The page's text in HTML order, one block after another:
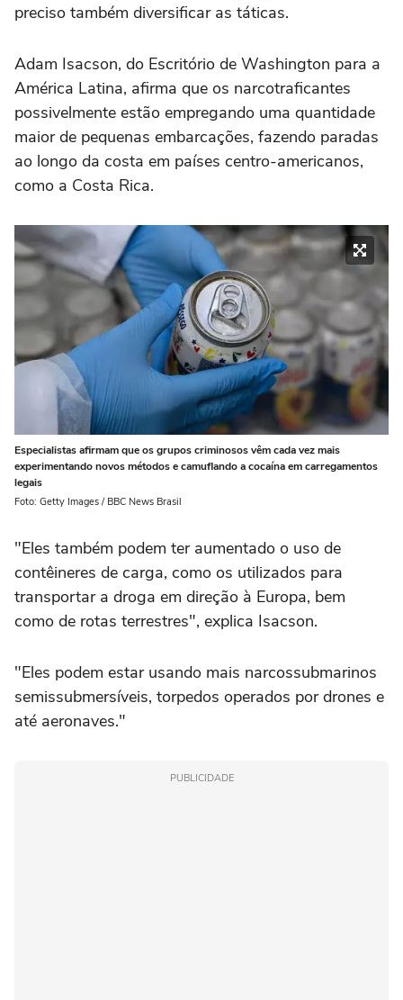
preciso também diversificar as táticas.
Adam Isacson, do Escritório de Washington para a
América Latina, afirma que os narcotraficantes
possivelmente estão empregando uma quantidade
maior de pequenas embarcações, fazendo paradas
ao longo da costa em países centro-americanos,
como a Costa Rica.
Especialistas afirmam que os grupos criminosos vêm cada vez mais
experimentando novos métodos e camuflando a cocaína em carregamentos
legais
Foto: Getty Images / BBC News Brasil
"Eles também podem ter aumentado o uso de
contêineres de carga, como os utilizados para
transportar a droga em direção à Europa, bem
como de rotas terrestres", explica Isacson.
"Eles podem estar usando mais narcossubmarinos
semissubmersíveis, torpedos operados por drones e
até aeronaves."
PUBLICIDADE